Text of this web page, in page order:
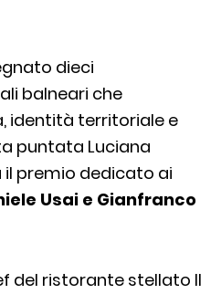
dieci
balneari che
identità territoriale e
puntata Luciana
premio dedicato ai
Usai e Gianfranco
del ristorante stellato Il